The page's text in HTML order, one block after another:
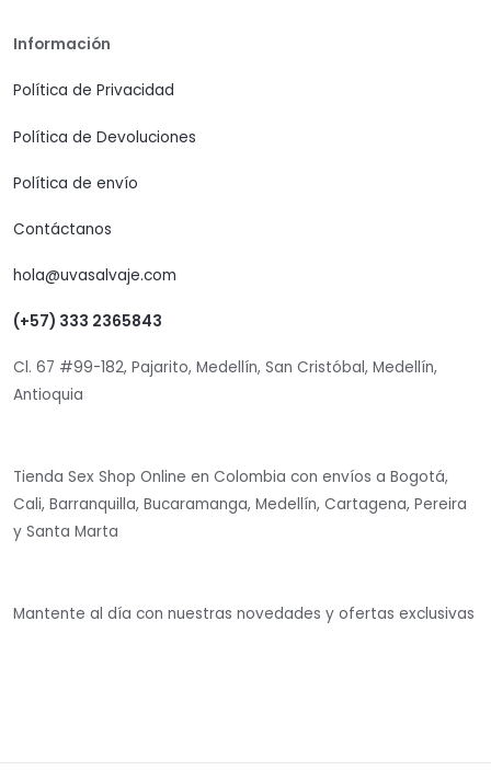
Información
Política de Privacidad
Política de Devoluciones
Política de envío
Contáctanos
hola@uvasalvaje.com
(+57) 333 2365843
Cl. 67 #99-182, Pajarito, Medellín, San Cristóbal, Medellín,
Antioquia
Tienda Sex Shop Online en Colombia con envíos a Bogotá,
Cali, Barranquilla, Bucaramanga, Medellín, Cartagena, Pereira
y Santa Marta
Mantente al día con nuestras novedades y ofertas exclusivas